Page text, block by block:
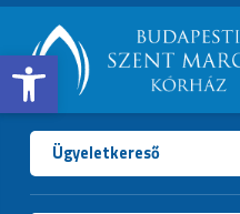
Open toolbar
BUDAPESTI
SZENT
MARGIT
KÓRHÁZ
Ügyeletkereső